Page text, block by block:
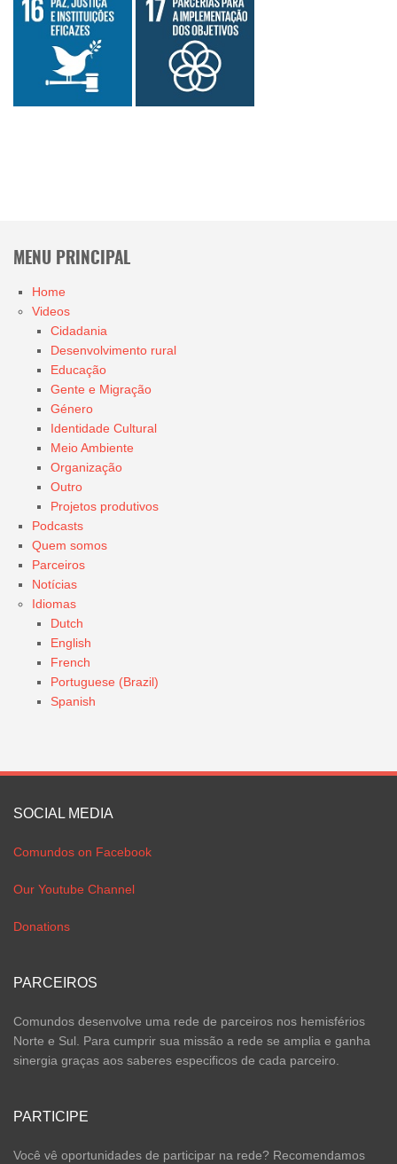
MENU PRINCIPAL
Home
Videos
Cidadania
Desenvolvimento rural
Educação
Gente e Migração
Género
Identidade Cultural
Meio Ambiente
Organização
Outro
Projetos produtivos
Podcasts
Quem somos
Parceiros
Notícias
Idiomas
Dutch
English
French
Portuguese (Brazil)
Spanish
SOCIAL MEDIA
Comundos on Facebook
Our Youtube Channel
Donations
PARCEIROS
Comundos desenvolve uma rede de parceiros nos hemisférios
Norte e Sul. Para cumprir sua missão a rede se amplia e ganha
sinergia graças aos saberes especificos de cada parceiro.
PARTICIPE
Você vê oportunidades de participar na rede? Recomendamos